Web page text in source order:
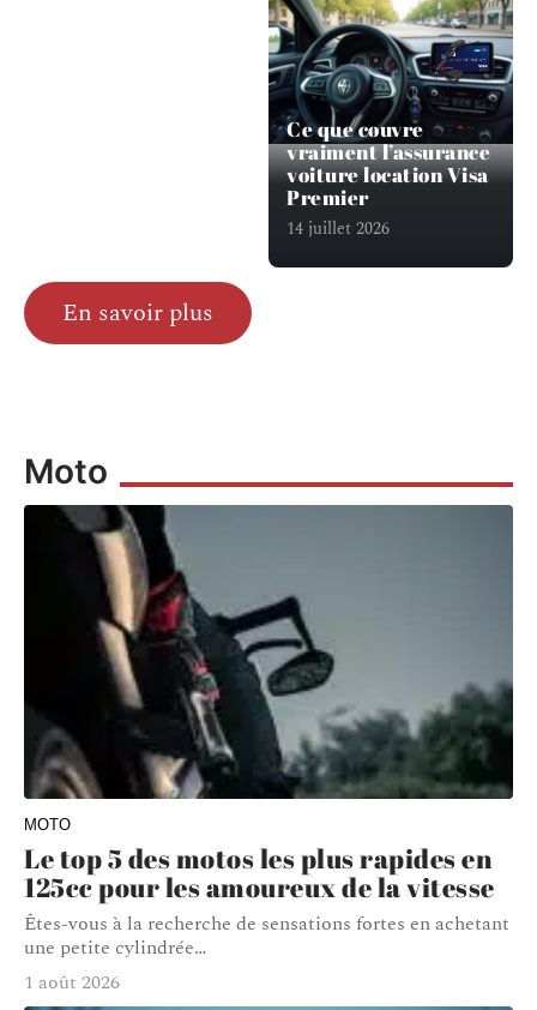
Ce que couvre
vraiment l’assurance
voiture location Visa
Premier
14 juillet 2026
En savoir plus
Moto
MOTO
Le top 5 des motos les plus rapides en
125cc pour les amoureux de la vitesse
Êtes-vous à la recherche de sensations fortes en achetant
une petite cylindrée…
1 août 2026